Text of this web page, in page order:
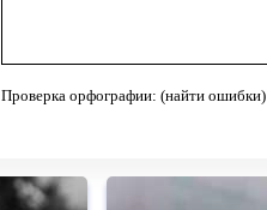
Проверка орфографии: (найти ошибки)